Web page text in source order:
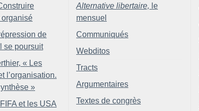
organisé
de
se poursuit
« Les
l’organisation.
»
et les USA
Alternative libertaire, le
mensuel
Communiqués
Webditos
Tracts
Argumentaires
Textes de congrès